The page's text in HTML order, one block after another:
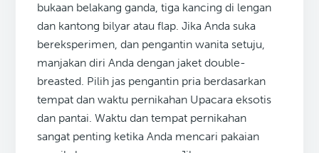
bukaan belakang ganda, tiga kancing di lengan
dan kantong bilyar atau flap. Jika Anda suka
bereksperimen, dan pengantin wanita setuju,
manjakan diri Anda dengan jaket double-
breasted. Pilih jas pengantin pria berdasarkan
tempat dan waktu pernikahan Upacara eksotis
dan pantai. Waktu dan tempat pernikahan
sangat penting ketika Anda mencari pakaian